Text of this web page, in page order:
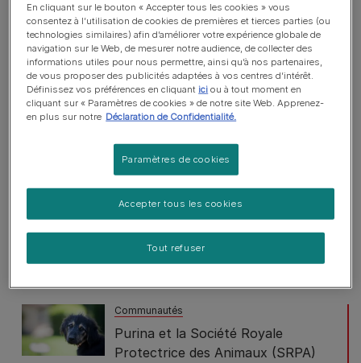
Popular News
Communautés
AAP et Purina Belgique : un
partenariat au service du bien-être
Communautés
Une nouvelle collaboration
engagée entre Activ’dog et Purina
Belgium
Communautés
Purina et la Société Royale
Protectrice des Animaux (SRPA)
En cliquant sur le bouton « Accepter tous les cookies » vous
consentez à l’utilisation de cookies de premières et tierces parties (ou
technologies similaires) afin d’améliorer votre expérience globale de
navigation sur le Web, de mesurer notre audience, de collecter des
informations utiles pour nous permettre, ainsi qu’à nos partenaires,
de vous proposer des publicités adaptées à vos centres d’intérêt.
Définissez vos préférences en cliquant ici ou à tout moment en
cliquant sur « Paramètres de cookies » de notre site Web. Apprenez-
en plus sur notre Déclaration de Confidentialité.
Paramètres de cookies
Tout refuser
Accepter tous les cookies